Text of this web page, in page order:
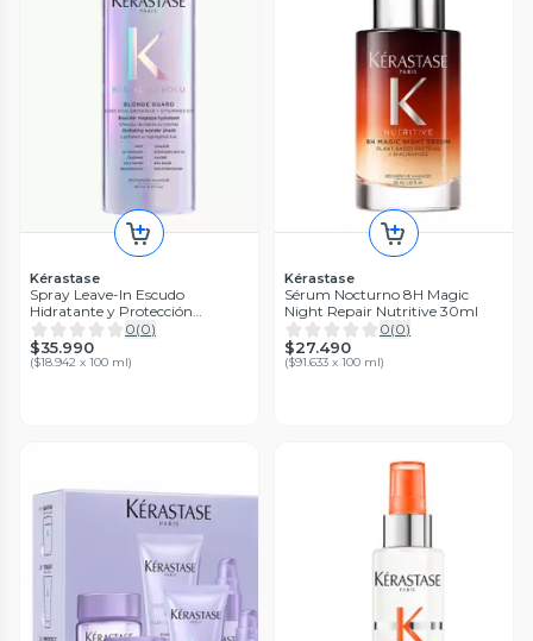
Kérastase
Spray Leave-In Escudo
Hidratante y Protección
Avanzada Cabello Rubio Blond
Guard 190ml Blond Absolu
0(0)
$35.990
($18.942 x 100 ml)
Kérastase
Sérum Nocturno 8H Magic
Night Repair Nutritive 30ml
0(0)
$27.490
($91.633 x 100 ml)